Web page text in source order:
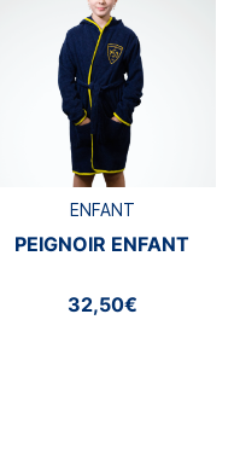
ENFANT
PEIGNOIR ENFANT
32,50€